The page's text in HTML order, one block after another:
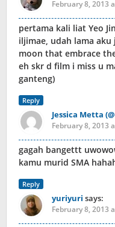
February 8, 2013
pertama kali liat Yeo
iljimae, udah lama
moon that embrace
eh skr d film i miss u
ganteng)
Reply
Jessica Metta
February 8, 2013
gagah bangettt
kamu murid SMA
Reply
yuriyuri says:
February 8, 2013